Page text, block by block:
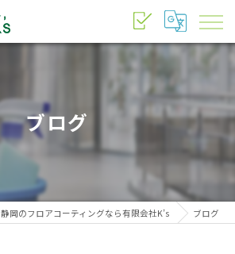
ブログ
静岡のフロアコーティングなら有限会社K’s ブログ